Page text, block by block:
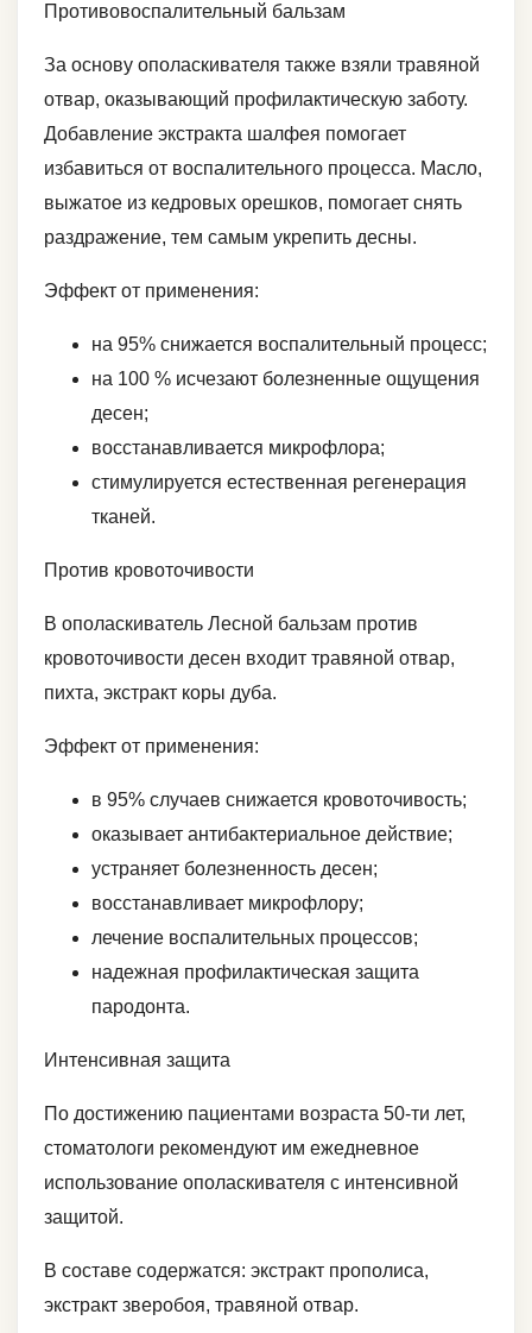
Противовоспалительный бальзам
За основу ополаскивателя также взяли травяной
отвар, оказывающий профилактическую заботу.
Добавление экстракта шалфея помогает
избавиться от воспалительного процесса. Масло,
выжатое из кедровых орешков, помогает снять
раздражение, тем самым укрепить десны.
Эффект от применения:
на 95% снижается воспалительный процесс;
на 100 % исчезают болезненные ощущения
десен;
восстанавливается микрофлора;
стимулируется естественная регенерация
тканей.
Против кровоточивости
В ополаскиватель Лесной бальзам против
кровоточивости десен входит травяной отвар,
пихта, экстракт коры дуба.
Эффект от применения:
в 95% случаев снижается кровоточивость;
оказывает антибактериальное действие;
устраняет болезненность десен;
восстанавливает микрофлору;
лечение воспалительных процессов;
надежная профилактическая защита
пародонта.
Интенсивная защита
По достижению пациентами возраста 50-ти лет,
стоматологи рекомендуют им ежедневное
использование ополаскивателя с интенсивной
защитой.
В составе содержатся: экстракт прополиса,
экстракт зверобоя, травяной отвар.